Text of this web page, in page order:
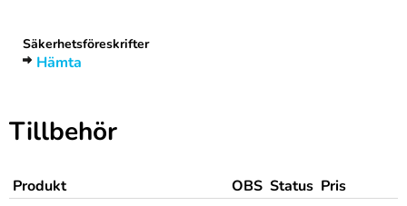
Säkerhetsföreskrifter
Hämta
Tillbehör
Produkt OBS Status Pris